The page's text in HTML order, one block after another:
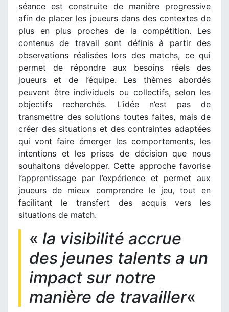
séance est construite de manière progressive
afin de placer les joueurs dans des contextes de
plus en plus proches de la compétition. Les
contenus de travail sont définis à partir des
observations réalisées lors des matchs, ce qui
permet de répondre aux besoins réels des
joueurs et de l’équipe. Les thèmes abordés
peuvent être individuels ou collectifs, selon les
objectifs recherchés. L’idée n’est pas de
transmettre des solutions toutes faites, mais de
créer des situations et des contraintes adaptées
qui vont faire émerger les comportements, les
intentions et les prises de décision que nous
souhaitons développer. Cette approche favorise
l’apprentissage par l’expérience et permet aux
joueurs de mieux comprendre le jeu, tout en
facilitant le transfert des acquis vers les
situations de match.
« la visibilité accrue
des jeunes talents a un
impact sur notre
manière de travailler«